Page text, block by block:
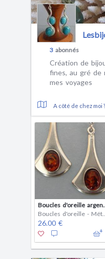
3 abonnés
Création de
fines, au gré de
mes voyages
A côté de chez moi ?
Boucles
Boucles
26.00 €